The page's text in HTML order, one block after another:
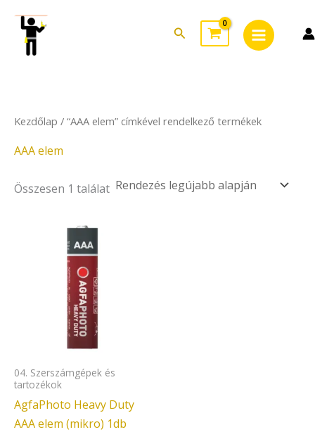
content
Search
Menu
Kezdőlap / “AAA elem” címkével rendelkező termékek
AAA elem
Összesen 1 találat
04. Szerszámgépek és
tartozékok
AgfaPhoto Heavy Duty
AAA elem (mikro) 1db